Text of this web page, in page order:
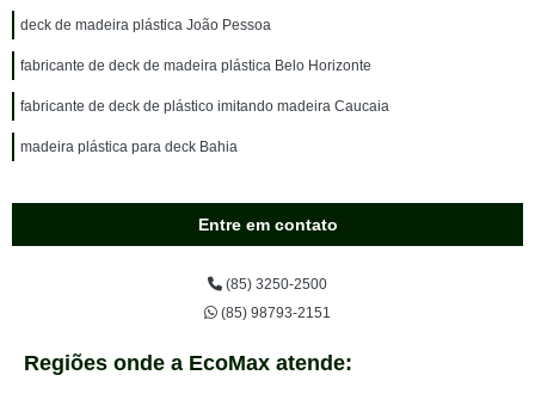
deck de madeira plástica João Pessoa
fabricante de deck de madeira plástica Belo Horizonte
fabricante de deck de plástico imitando madeira Caucaia
madeira plástica para deck Bahia
Entre em contato
(85) 3250-2500
(85) 98793-2151
Regiões onde a EcoMax atende: